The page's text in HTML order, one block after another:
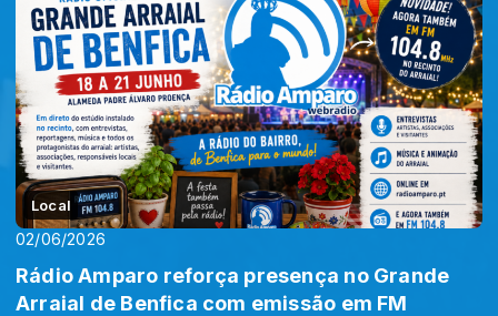
Local
02/06/2026
Rádio Amparo reforça presença no Grande
Arraial de Benfica com emissão em FM